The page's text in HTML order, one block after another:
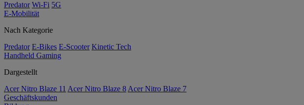
Predator Wi-Fi 5G
E-Mobilität
Nach Kategorie
Predator E-Bikes E-Scooter Kinetic Tech
Handheld Gaming
Dargestellt
Acer Nitro Blaze 11 Acer Nitro Blaze 8 Acer Nitro Blaze 7
Geschäftskunden